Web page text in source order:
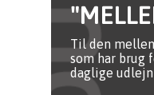
Til den
som har brug
daglige